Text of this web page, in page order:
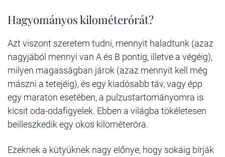
Hagyományos kilométerórát?
Azt viszont szeretem tudni, mennyit haladtunk (azaz
nagyjából mennyi van A és B pontig, illetve a végéig),
milyen magasságban járok (azaz mennyit kell még
mászni a tetejéig), és egy kiadósabb táv, vagy épp
egy maraton esetében, a pulzustartományomra is
kicsit oda-odafigyelek. Ebben a világba tökéletesen
beilleszkedik egy okos kilométeróra.
Ezeknek a kütyüknek nagy előnye, hogy sokáig bírják